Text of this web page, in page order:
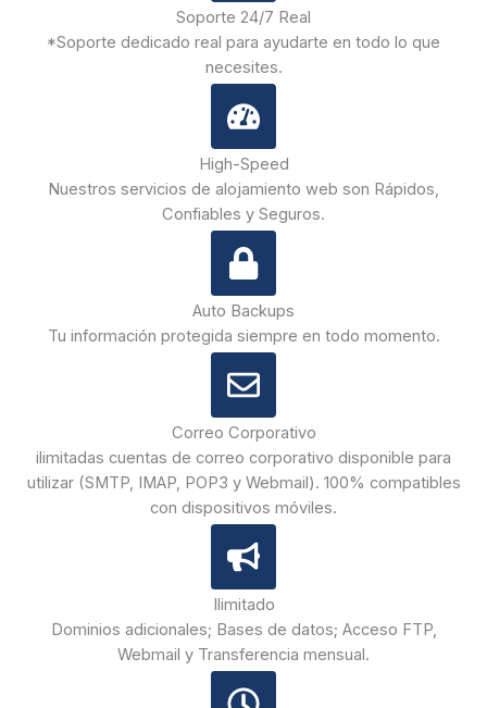
Soporte 24/7 Real
*Soporte dedicado real para ayudarte en todo lo que
necesites.
High-Speed
Nuestros servicios de alojamiento web son Rápidos,
Confiables y Seguros.
Auto Backups
Tu información protegida siempre en todo momento.
Correo Corporativo
ilimitadas cuentas de correo corporativo disponible para
utilizar (SMTP, IMAP, POP3 y Webmail). 100% compatibles
con dispositivos móviles.
Ilimitado
Dominios adicionales; Bases de datos; Acceso FTP,
Webmail y Transferencia mensual.